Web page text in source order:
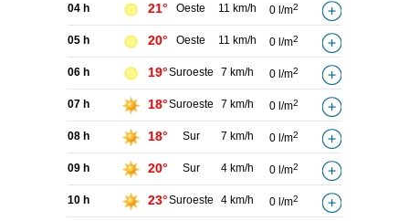
04 h 21° Oeste 11 km/h 0 l/m2
05 h 20° Oeste 11 km/h 0 l/m2
06 h 19°Suroeste 7 km/h 0 l/m2
07 h 18°Suroeste 7 km/h 0 l/m2
08 h 18° Sur 7 km/h 0 l/m2
09 h 20° Sur 4 km/h 0 l/m2
10 h 23°Suroeste 4 km/h 0 l/m2